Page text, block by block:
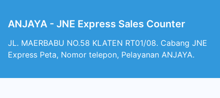
ANJAYA - JNE Express Sales Counter
JL. MAERBABU NO.58 KLATEN RT01/08. Cabang JNE
Express Peta, Nomor telepon, Pelayanan ANJAYA.